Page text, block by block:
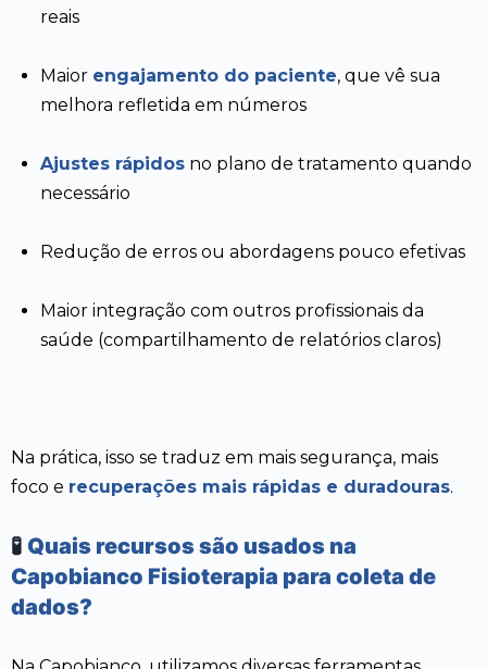
reais
Maior engajamento do paciente, que vê sua
melhora refletida em números
Ajustes rápidos no plano de tratamento quando
necessário
Redução de erros ou abordagens pouco efetivas
Maior integração com outros profissionais da
saúde (compartilhamento de relatórios claros)
Na prática, isso se traduz em mais segurança, mais
foco e recuperações mais rápidas e duradouras.
🧪 Quais recursos são usados na
Capobianco Fisioterapia para coleta de
dados?